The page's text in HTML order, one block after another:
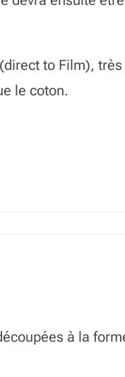
to Film),
le coton.
à la